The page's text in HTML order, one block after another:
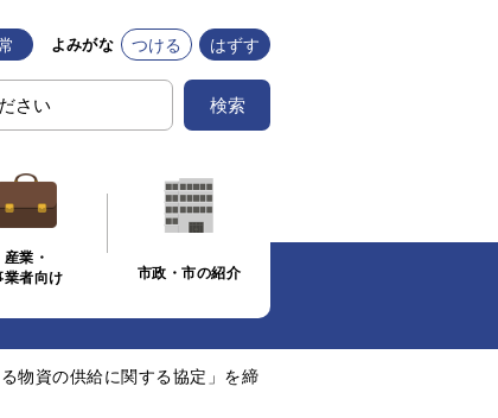
よみがな つける はずす
検索
産業・
業者向け
市政・市の紹介
物資の供給に関する協定」を締